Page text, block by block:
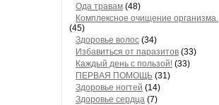
Ода травам (48)
Комплексное очищение организма.
(45)
Здоровье волос (34)
Избавиться от паразитов (33)
Каждый день с пользой! (33)
ПЕРВАЯ ПОМОЩЬ (31)
Здоровье ногтей (14)
Здоровье сердца (7)